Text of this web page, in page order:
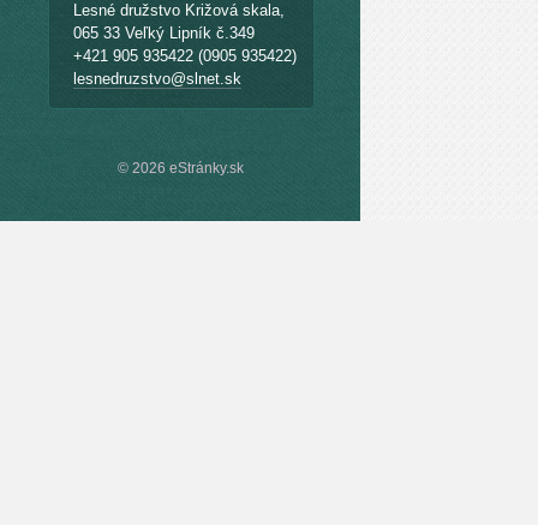
Lesné družstvo Križová skala,
065 33 Veľký Lipník č.349
+421 905 935422 (0905 935422)
lesnedruzstvo@slnet.sk
© 2026 eStránky.sk